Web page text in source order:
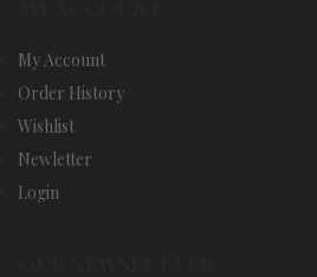
My Account
Order History
Wishlist
Newletter
Login